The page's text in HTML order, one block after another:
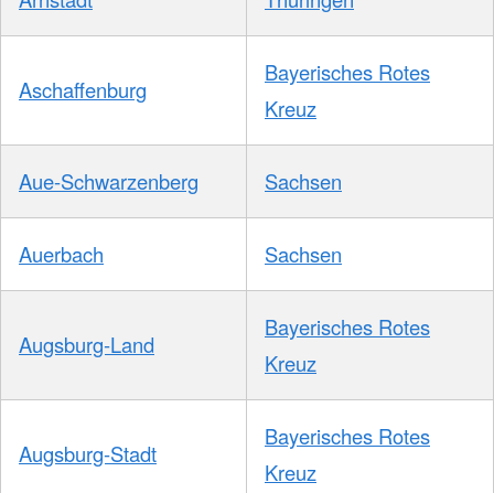
Aschaffenburg
Bayerisches Rotes
Kreuz
Aue-Schwarzenberg Sachsen
Auerbach Sachsen
Augsburg-Land
Bayerisches Rotes
Kreuz
Augsburg-Stadt
Bayerisches Rotes
Kreuz